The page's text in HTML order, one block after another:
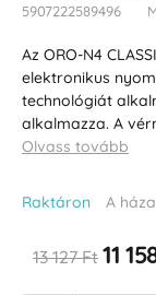
5907222589496
Az ORO-N4
elektronikus
technológiát
alkalmazza. A
Olvass tovább
Raktáron A
13 127 Ft 11